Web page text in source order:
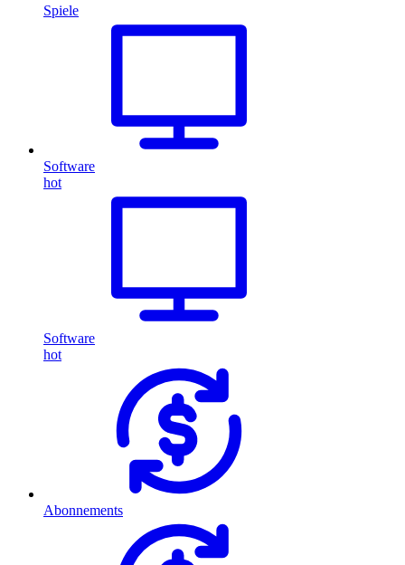
Spiele
Software
hot
Software
hot
Abonnements